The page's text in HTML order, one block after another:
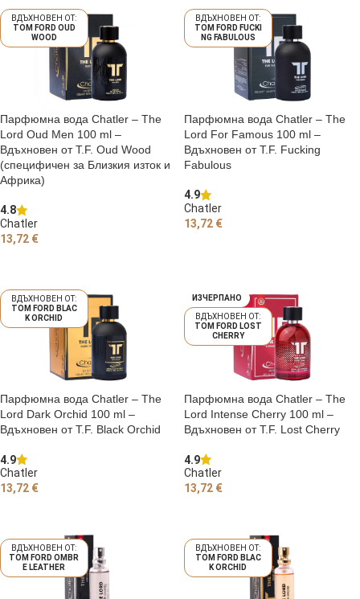
TOM FORD OUD
WOOD
Парфюмна вода Chatler – The
Lord Oud Men 100 ml –
Вдъхновен от T.F. Oud Wood
(специфичен за Близкия изток и
Африка)
4.8
Chatler
13,72 €
TOM FORD FUCKI
NG FABULOUS
Парфюмна вода Chatler – The
Lord For Famous 100 ml –
Вдъхновен от T.F. Fucking
Fabulous
4.9
Chatler
13,72 €
TOM FORD BLAC
K ORCHID
Парфюмна вода Chatler – The
Lord Dark Orchid 100 ml –
Вдъхновен от T.F. Black Orchid
4.9
Chatler
13,72 €
ИЗЧЕРПАНО
TOM FORD LOST
CHERRY
Парфюмна вода Chatler – The
Lord Intense Cherry 100 ml –
Вдъхновен от T.F. Lost Cherry
4.9
Chatler
13,72 €
TOM FORD OMBR
E LEATHER
TOM FORD BLAC
K ORCHID